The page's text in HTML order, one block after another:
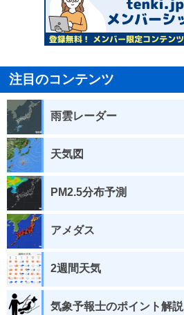
注目のコンテンツ
雨雲レーダー
天気図
PM2.5分布予測
アメダス
2週間天気
気象予報士のポイント解説